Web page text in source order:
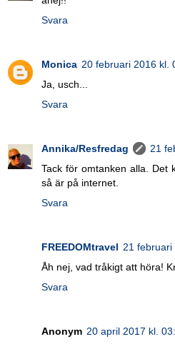
Svara
Monica 20 februari 2016 kl.
Ja, usch...
Svara
Annika/Resfredag
21
Tack för omtanken alla. Det
så är på internet.
Svara
FREEDOMtravel 21
Åh nej, vad tråkigt att höra!
Svara
Anonym 20 april 2017 kl.